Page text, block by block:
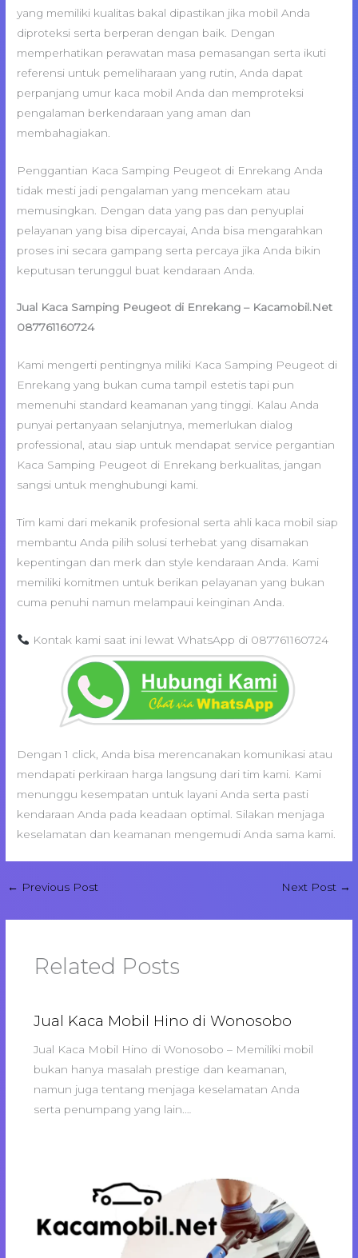
yang memiliki kualitas bakal dipastikan jika mobil Anda
diproteksi serta berperan dengan baik. Dengan
memperhatikan perawatan masa pemasangan serta ikuti
referensi untuk pemeliharaan yang rutin, Anda dapat
perpanjang umur kaca mobil Anda dan memproteksi
pengalaman berkendaraan yang aman dan
membahagiakan.
Penggantian Kaca Samping Peugeot di Enrekang Anda
tidak mesti jadi pengalaman yang mencekam atau
memusingkan. Dengan data yang pas dan penyuplai
pelayanan yang bisa dipercayai, Anda bisa mengarahkan
proses ini secara gampang serta percaya jika Anda bikin
keputusan terunggul buat kendaraan Anda.
Jual Kaca Samping Peugeot di Enrekang – Kacamobil.Net
087761160724
Kami mengerti pentingnya miliki Kaca Samping Peugeot di
Enrekang yang bukan cuma tampil estetis tapi pun
memenuhi standard keamanan yang tinggi. Kalau Anda
punyai pertanyaan selanjutnya, memerlukan dialog
professional, atau siap untuk mendapat service pergantian
Kaca Samping Peugeot di Enrekang berkualitas, jangan
sangsi untuk menghubungi kami.
Tim kami dari mekanik profesional serta ahli kaca mobil siap
membantu Anda pilih solusi terhebat yang disamakan
kepentingan dan merk dan style kendaraan Anda. Kami
memiliki komitmen untuk berikan pelayanan yang bukan
cuma penuhi namun melampaui keinginan Anda.
Kontak kami saat ini lewat WhatsApp di 087761160724
Dengan 1 click, Anda bisa merencanakan komunikasi atau
mendapati perkiraan harga langsung dari tim kami. Kami
menunggu kesempatan untuk layani Anda serta pasti
kendaraan Anda pada keadaan optimal. Silakan menjaga
keselamatan dan keamanan mengemudi Anda sama kami.
← Previous Post Next Post →
Related Posts
Jual Kaca Mobil Hino di Wonosobo
Jual Kaca Mobil Hino di Wonosobo – Memiliki mobil
bukan hanya masalah prestige dan keamanan,
namun juga tentang menjaga keselamatan Anda
serta penumpang yang lain.…